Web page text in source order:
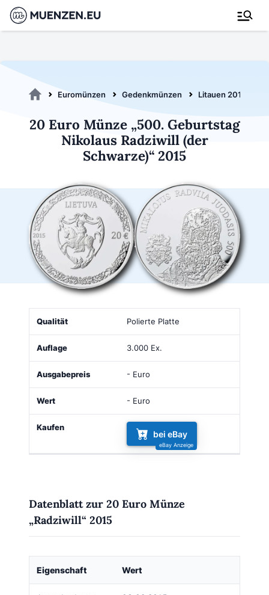
Euromünzen Gedenkmünzen Litauen 2015
20 Euro Münze „500. Geburtstag
Nikolaus Radziwill (der
Schwarze)“ 2015
Qualität Ausgabepreis
Polierte Platte
3.000 Ex.
- Euro
- Euro
bei eBay
Datenblatt zur 20 Euro Münze
„Radziwill“ 2015
Eigenschaft Wert